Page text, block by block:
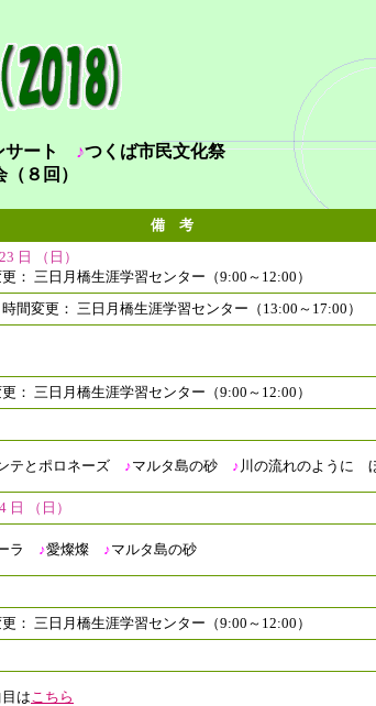
ート ♪つくば市民文
練習会（８回）
備 考
日 （日）
： 三日月橋生涯学習センター（9:00～12:00）
間変更： 三日月橋生涯学習センター（13:00～17:00）
： 三日月橋生涯学習センター（9:00～12:00）
テとポロネーズ ♪マルタ島の砂 ♪ 川の流れのように
日 （日）
ラ ♪愛燦燦 ♪マルタ島の砂
： 三日月橋生涯学習センター（9:00～12:00）
はこちら